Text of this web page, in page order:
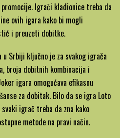
Igrači kladionice treba da
ovih igara kako bi mogli
i preuzeti dobitke.
Srbiji ključno je za svakog igrača
broja dobitnih kombinacija i
igara omogućava efikasnu
za dobitak. Bilo da se igra Loto
igrač treba da zna kako
metode na pravi način.